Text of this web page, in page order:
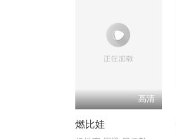
高清
燃比娃